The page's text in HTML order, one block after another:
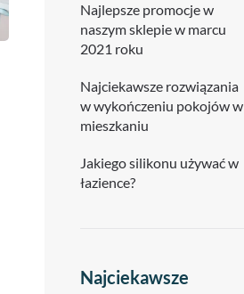
Najlepsze promocje w
naszym sklepie w marcu
2021 roku
Najciekawsze rozwiązania
w wykończeniu pokojów w
mieszkaniu
Jakiego silikonu używać w
łazience?
Najciekawsze